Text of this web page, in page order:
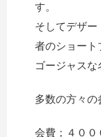
す。
そしてデザー
者のショート
ゴージャスな
多数の方々の
会費；４０